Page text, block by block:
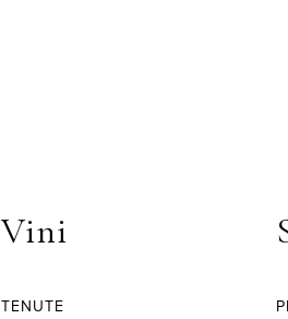
Vini
TENUTE